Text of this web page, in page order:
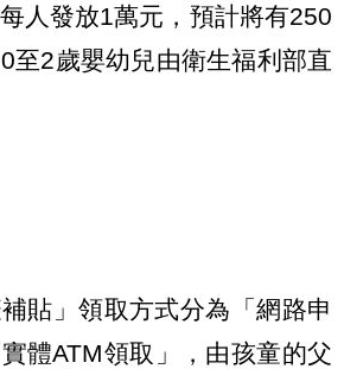
人發放1萬元，預計將有250
至2歲嬰幼兒由衛生福利部直
補貼」領取方式分為「網路申
體ATM領取」，由孩童的父